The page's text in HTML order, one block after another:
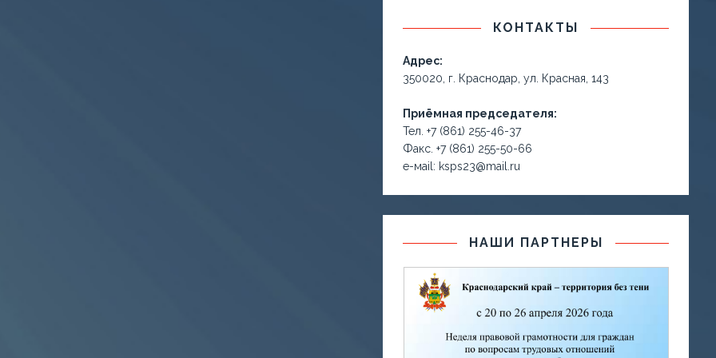
КОНТАКТЫ
Адрес:
350020, г. Краснодар, ул. Красная, 143
Приёмная председателя:
Тел. +7 (861) 255-46-37
Факс. +7 (861) 255-50-66
е-маil: ksps23@mail.ru
НАШИ ПАРТНЕРЫ